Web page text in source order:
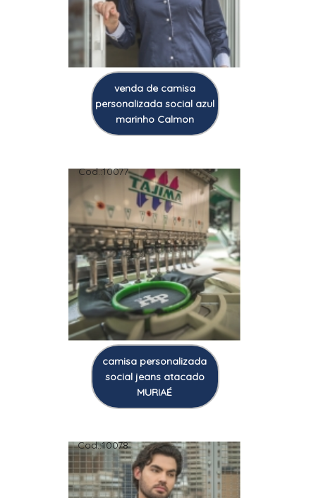
venda de camisa
personalizada social azul
marinho Calmon
Cod.:10077
camisa personalizada
social jeans atacado
MURIAÉ
Cod.:10078